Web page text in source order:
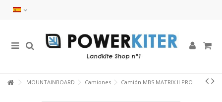
MOUNTAINBOARD Camiones Camión MBS MATRIX II PRO